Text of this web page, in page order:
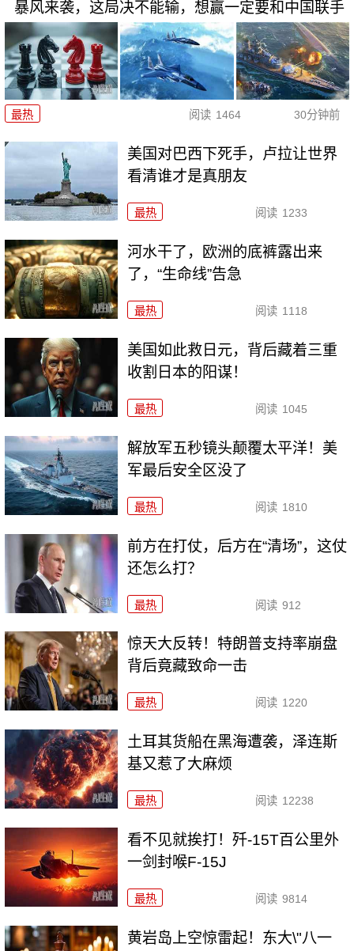
暴风来袭，这局决不能输，想赢一定要和中国联手
最热 阅读 1464 30分钟前
美国对巴西下死手，卢拉让世界
看清谁才是真朋友
最热 阅读 1233
河水干了，欧洲的底裤露出来
了，“生命线”告急
最热 阅读 1118
美国如此救日元，背后藏着三重
收割日本的阳谋！
最热 阅读 1045
解放军五秒镜头颠覆太平洋！美
军最后安全区没了
最热 阅读 1810
前方在打仗，后方在“清场”，这仗
还怎么打？
最热 阅读 912
惊天大反转！特朗普支持率崩盘
背后竟藏致命一击
最热 阅读 1220
土耳其货船在黑海遭袭，泽连斯
基又惹了大麻烦
最热 阅读 12238
看不见就挨打！歼-15T百公里外
一剑封喉F-15J
最热 阅读 9814
黄岩岛上空惊雷起！东大\"八一